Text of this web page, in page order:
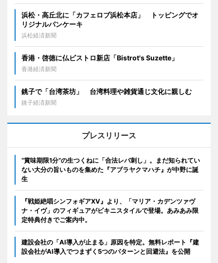
浜松・高丘北に「カフェロブ浜松本店」 トッピングでオ
リジナルパンケーキ
浜松経済新聞
香港・啓徳に仏ビストロ新店「Bistrot's Suzette」
香港経済新聞
銚子で「台湾茶坊」 台湾料理や雑貨通じ文化に親しむ
銚子経済新聞
プレスリリース
“賞味期限1分”の生つくねに「合法レバ刺し」。まだ知られてい
ない大分の旨いものを集めた『アブラヤクマハチ』が中野に誕
生
『戦姫絶唱シンフォギアXV』より、「マリア・カデンツァヴ
ナ・イヴ」のフィギュアがビキニスタイルで登場。あみあみ限
定特典付きでご案内中。
建設会社の「AI導入が止まる」原因を特定。無料レポート『建
設会社がAI導入でつまずく5つのパターンと回避法』を公開